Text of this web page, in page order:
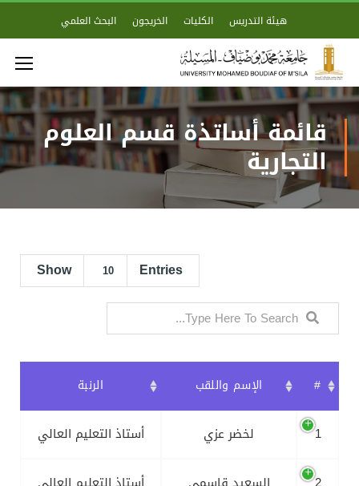
هيئة التدريس الكليات الخريجون البحث العلمي
قائمة أساتذة قسم العلوم
التجارية
Show Entries
# الإسم واللقب الرنبة
1 لخضر عزي أستاذ التعليم العالي